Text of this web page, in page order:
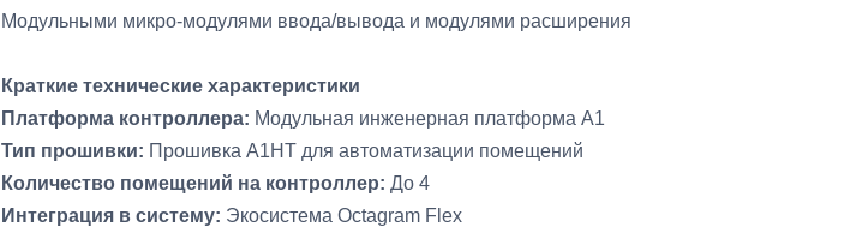
Модульными микро-модулями ввода/вывода и модулями расширения
Краткие технические характеристики
Платформа контроллера: Модульная инженерная платформа A1
Тип прошивки: Прошивка A1HT для автоматизации помещений
Количество помещений на контроллер: До 4
Интеграция в систему: Экосистема Octagram Flex